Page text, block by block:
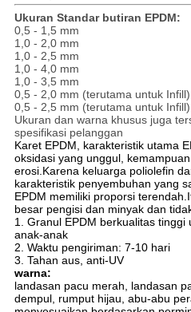
Ukuran Standar butiran EPDM:
0,5 - 1,5 mm
1,0 - 2,0 mm
1,0 - 2,5 mm
1,0 - 4,0 mm
1,0 - 3,5 mm
0,5 - 2,0 mm (terutama untuk Infill)
0,5 - 2,5 mm (terutama untuk Infill)
Ukuran dan warna khusus juga
spesifikasi pelanggan
Karet EPDM, karakteristik utama
oksidasi yang unggul,
erosi.Karena keluarga poliolefin
karakteristik penyembuhan yang
EPDM memiliki proporsi
besar pengisi dan minyak dan
1. Granul EPDM berkualitas
anak-anak
2. Waktu pengiriman: 7-10 hari
3. Tahan aus, anti-UV
warna:
landasan pacu merah, landasan
dempul, rumput hijau, abu-abu